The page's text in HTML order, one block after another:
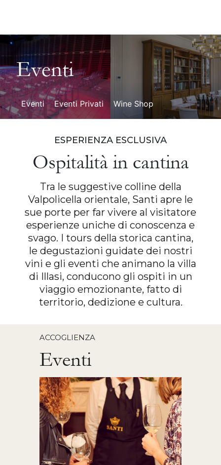
Eventi
Eventi Eventi Privati Wine Shop
ESPERIENZA ESCLUSIVA
Ospitalità in cantina
Tra le suggestive colline della
Valpolicella orientale, Santi apre le
sue porte per far vivere al visitatore
esperienze uniche di conoscenza e
svago. I tours della storica cantina,
le degustazioni guidate dei nostri
vini e gli eventi che animano la villa
di Illasi, conducono gli ospiti in un
viaggio emozionante, fatto di
territorio, dedizione e cultura.
ACCOGLIENZA
Eventi